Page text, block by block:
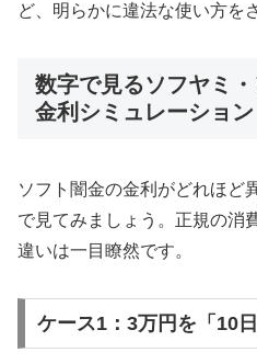
ど、明らかに違法な使い方を
数字で見るソフヤミ・
金利シミュレーション
ソフト闇金の金利がどれほど
で見てみましょう。正規の消
違いは一目瞭然です。
ケース1：3万円を「10